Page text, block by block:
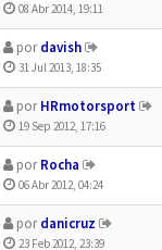
08 Abr 2014, 19:11
pordavish
31 Jul 2013, 18:35
porHRmotorsport
19 Sep 2012, 17:16
porRocha
06 Abr 2012, 04:24
pordanicruz
23 Feb 2012, 23:39